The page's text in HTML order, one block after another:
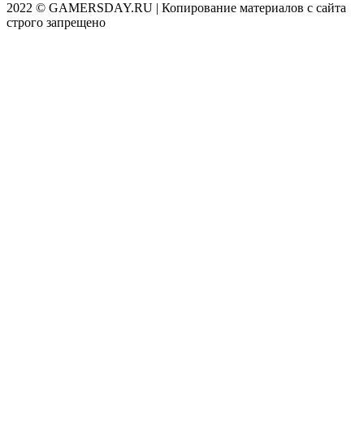
2022 © GAMERSDAY.RU | Копирование материалов с сайта
строго запрещено